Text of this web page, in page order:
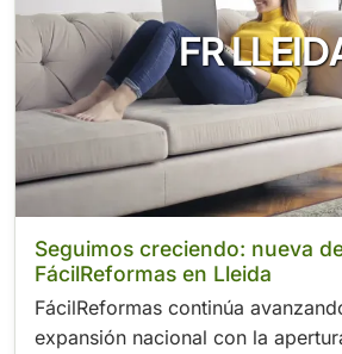
FR
Seguimos creciendo: nueva
FácilReformas en Lleida
FácilReformas continúa
expansión nacional con la